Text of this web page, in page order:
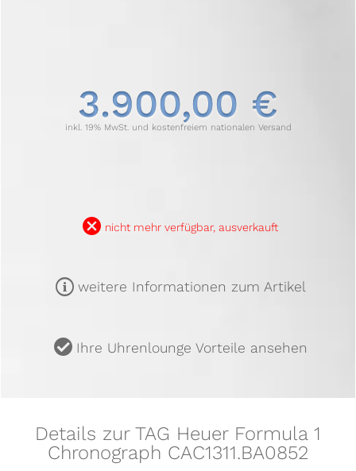
3.900,00 €
inkl. 19% MwSt. und kostenfreiem nationalen Versand
B nicht mehr verfügbar, ausverkauft
m weitere Informationen zum Artikel
u Ihre Uhrenlounge Vorteile ansehen
Details zur TAG Heuer Formula 1
Chronograph CAC1311.BA0852